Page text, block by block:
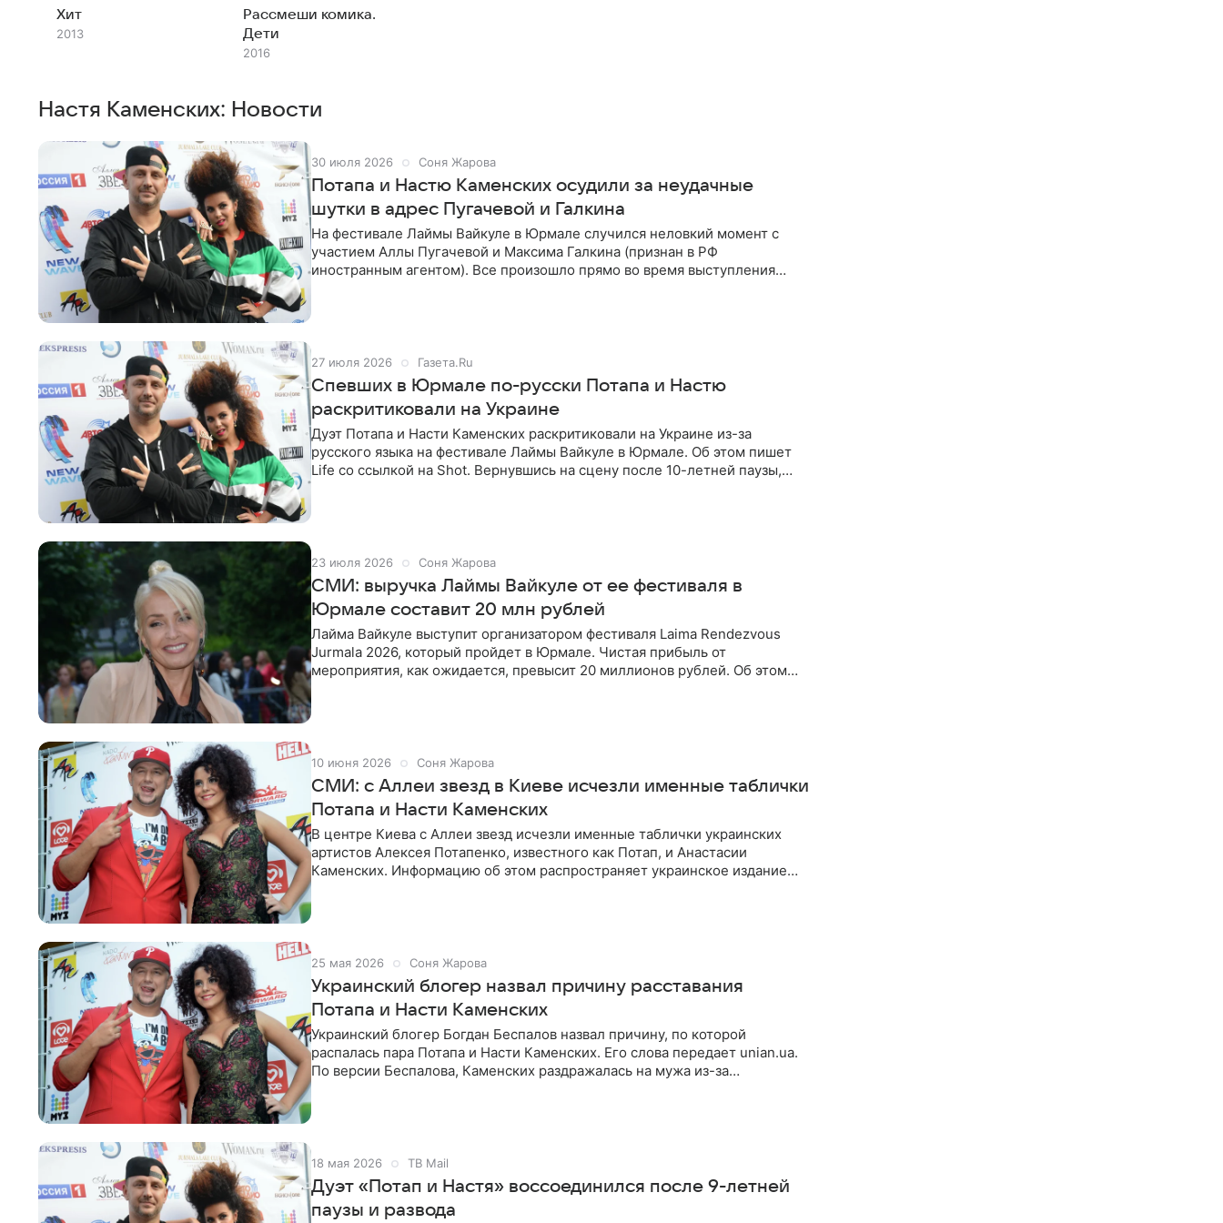
Хит
2013
Рассмеши комика.
Дети
2016
Настя Каменских: Новости
30 июля 2026 Соня Жарова
Потапа и Настю Каменских осудили за неудачные
шутки в адрес Пугачевой и Галкина
На фестивале Лаймы Вайкуле в Юрмале случился неловкий момент с
участием Аллы Пугачевой и Максима Галкина (признан в РФ
иностранным агентом). Все произошло прямо во время выступления
27 июля 2026 Газета.Ru
Спевших в Юрмале по-русски Потапа и Настю
раскритиковали на Украине
Дуэт Потапа и Насти Каменских раскритиковали на Украине из-за
русского языка на фестивале Лаймы Вайкуле в Юрмале. Об этом пишет
Life со ссылкой на Shot. Вернувшись на сцену после 10-летней паузы,
23 июля 2026 Соня Жарова
СМИ: выручка Лаймы Вайкуле от ее фестиваля в
Юрмале составит 20 млн рублей
Лайма Вайкуле выступит организатором фестиваля Laima Rendezvous
Jurmala 2026, который пройдет в Юрмале. Чистая прибыль от
мероприятия, как ожидается, превысит 20 миллионов рублей. Об этом
10 июня 2026 Соня Жарова
СМИ: с Аллеи звезд в Киеве исчезли именные таблички
Потапа и Насти Каменских
В центре Киева с Аллеи звезд исчезли именные таблички украинских
артистов Алексея Потапенко, известного как Потап, и Анастасии
Каменских. Информацию об этом распространяет украинское издание
25 мая 2026 Соня Жарова
Украинский блогер назвал причину расставания
Потапа и Насти Каменских
Украинский блогер Богдан Беспалов назвал причину, по которой
распалась пара Потапа и Насти Каменских. Его слова передает unian.ua.
По версии Беспалова, Каменских раздражалась на мужа из-за
18 мая 2026 ТВ Mail
Дуэт «Потап и Настя» воссоединился после 9-летней
паузы и развода